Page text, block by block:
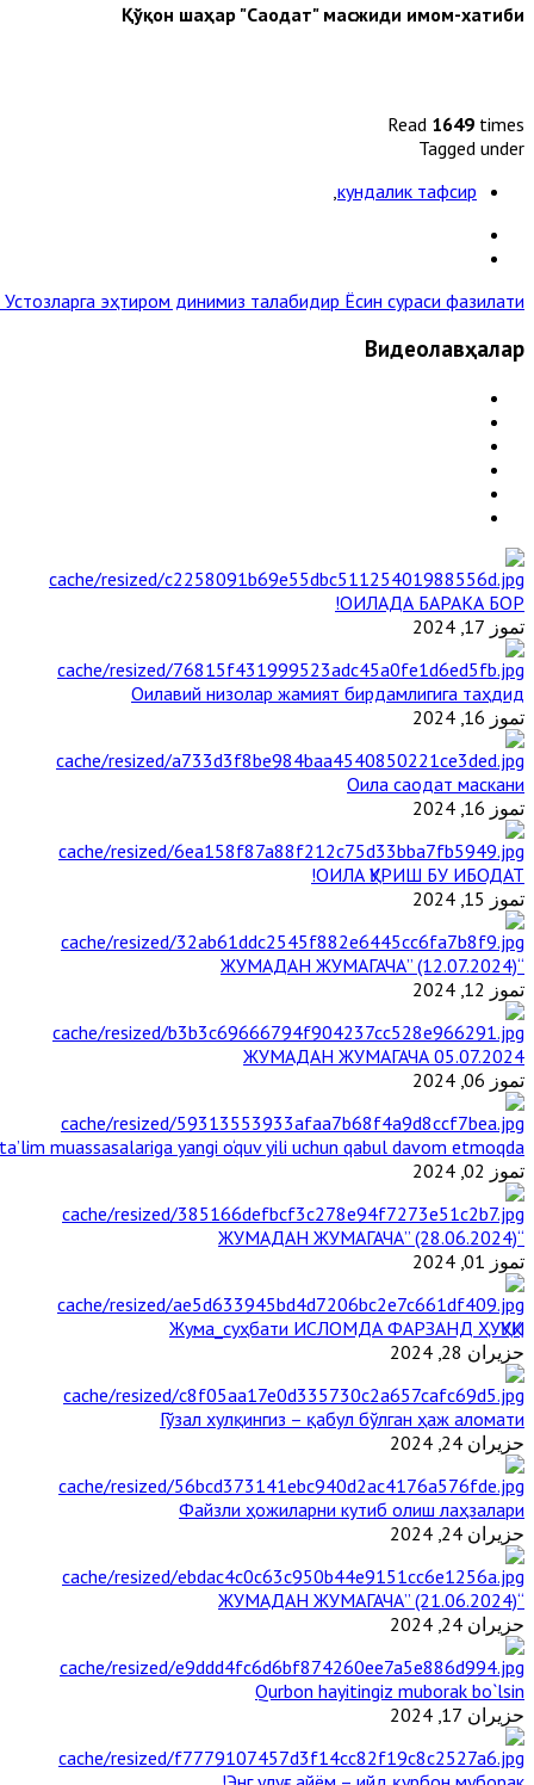
Қўқон шаҳар "Саодат" масжиди имом-хатиби
Read 1649 times
Tagged under
кундалик тафсир
Устозларга эҳтиром динимиз талабидир Ёсин сураси фазилати »
Видеолавҳалар
ОИЛАДА БАРАКА БОР!
تموز 17, 2024
Оилавий низолар жамият бирдамлигига таҳдид
تموز 16, 2024
Оила саодат маскани
تموز 16, 2024
ОИЛА ҚУРИШ БУ ИБОДАТ!
تموز 15, 2024
“ЖУМАДАН ЖУМАГАЧА” (12.07.2024)
تموز 12, 2024
ЖУМАДАН ЖУМАГАЧА 05.07.2024
تموز 06, 2024
muassasalariga yangi o‘quv yili uchun qabul davom etmoqda
تموز 02, 2024
“ЖУМАДАН ЖУМАГАЧА” (28.06.2024)
تموز 01, 2024
Жума_суҳбати ИСЛОМДА ФАРЗАНД ҲУҚУҚИ
حزيران 28, 2024
Гўзал хулқингиз – қабул бўлган ҳаж аломати
حزيران 24, 2024
Файзли ҳожиларни кутиб олиш лаҳзалари
حزيران 24, 2024
“ЖУМАДАН ЖУМАГАЧА” (21.06.2024)
حزيران 24, 2024
Qurbon hayitingiz muborak bo`lsin
حزيران 17, 2024